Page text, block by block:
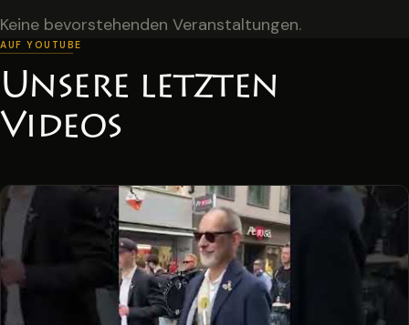
Keine bevorstehenden Veranstaltungen.
AUF YOUTUBE
Unsere letzten
Videos